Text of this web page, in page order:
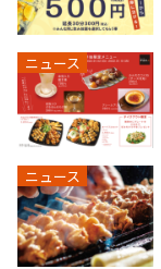
ニュース
ニュース